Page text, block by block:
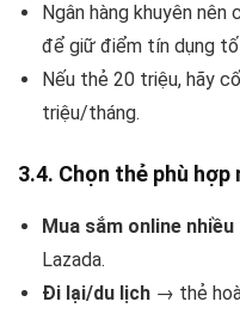
Ngân hàng khuyên nên
để giữ điểm tín dụng
Nếu thẻ 20 triệu, hãy
triệu/tháng.
3.4. Chọn thẻ phù hợp
Mua sắm online nhiều
Lazada.
Đi lại/du lịch → thẻ